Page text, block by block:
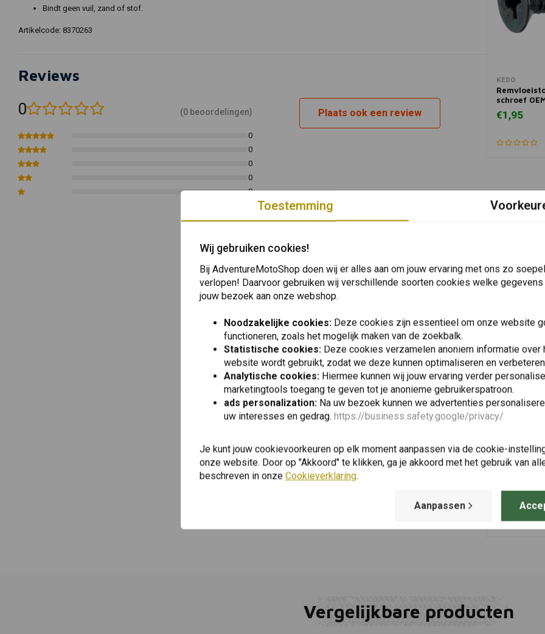
Bindt geen vuil, zand of stof.
Artikelcode: 8370263
Reviews
0 (0 beoordelingen)
0
0
0
0
0
Plaats ook een review
KEDO
schroef
€1,95
Vergelijkbare producten
Toestemming
Wij gebruiken cookies!
Bij AdventureMotoShop doen wij er alles aan om jouw ervaring met ons zo
verlopen! Daarvoor gebruiken wij verschillende soorten cookies welke
jouw bezoek aan onze webshop.
Noodzakelijke cookies: Deze cookies zijn essentieel om onze website
functioneren, zoals het mogelijk maken van de zoekbalk.
Statistische cookies: Deze cookies verzamelen anoniem informatie over
website wordt gebruikt, zodat we deze kunnen optimaliseren en
Analytische cookies: Hiermee kunnen wij jouw ervaring verder
marketingtools toegang te geven tot je anonieme gebruikerspatroon.
ads personalization: Na uw bezoek kunnen we advertenties
uw interesses en gedrag. https://business.safety.google/privacy/
Je kunt jouw cookievoorkeuren op elk moment aanpassen via de cookie-
onze website. Door op "Akkoord" te klikken, ga je akkoord met het gebruik van
beschreven in onze Cookieverklaring.
Aanpassen